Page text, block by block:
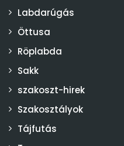
Labdarúgás
Öttusa
Röplabda
Sakk
szakoszt-hirek
Szakosztályok
Tájfutás